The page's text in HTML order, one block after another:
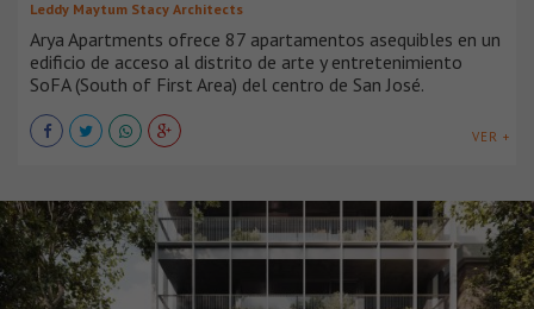
Leddy Maytum Stacy Architects
Arya Apartments ofrece 87 apartamentos asequibles en un
edificio de acceso al distrito de arte y entretenimiento
SoFA (South of First Area) del centro de San José.
VER +